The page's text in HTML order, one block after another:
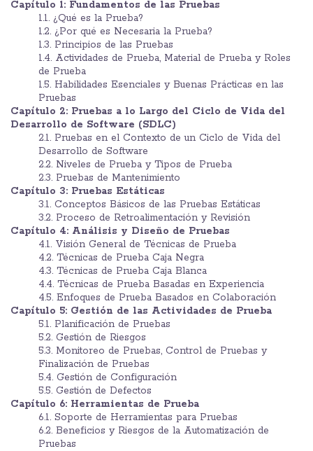
Capítulo 1: Fundamentos de las Pruebas
1.1. ¿Qué es la Prueba?
1.2. ¿Por qué es Necesaria la Prueba?
1.3. Principios de las Pruebas
1.4. Actividades de Prueba, Material de Prueba y Roles
de Prueba
1.5. Habilidades Esenciales y Buenas Prácticas en las
Pruebas
Capítulo 2: Pruebas a lo Largo del Ciclo de Vida del
Desarrollo de Software (SDLC)
2.1. Pruebas en el Contexto de un Ciclo de Vida del
Desarrollo de Software
2.2. Niveles de Prueba y Tipos de Prueba
2.3. Pruebas de Mantenimiento
Capítulo 3: Pruebas Estáticas
3.1. Conceptos Básicos de las Pruebas Estáticas
3.2. Proceso de Retroalimentación y Revisión
Capítulo 4: Análisis y Diseño de Pruebas
4.1. Visión General de Técnicas de Prueba
4.2. Técnicas de Prueba Caja Negra
4.3. Técnicas de Prueba Caja Blanca
4.4. Técnicas de Prueba Basadas en Experiencia
4.5. Enfoques de Prueba Basados en Colaboración
Capítulo 5: Gestión de las Actividades de Prueba
5.1. Planificación de Pruebas
5.2. Gestión de Riesgos
5.3. Monitoreo de Pruebas, Control de Pruebas y
Finalización de Pruebas
5.4. Gestión de Configuración
5.5. Gestión de Defectos
Capítulo 6: Herramientas de Prueba
6.1. Soporte de Herramientas para Pruebas
6.2. Beneficios y Riesgos de la Automatización de
Pruebas